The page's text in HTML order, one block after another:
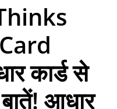
कार्ड से
आधार